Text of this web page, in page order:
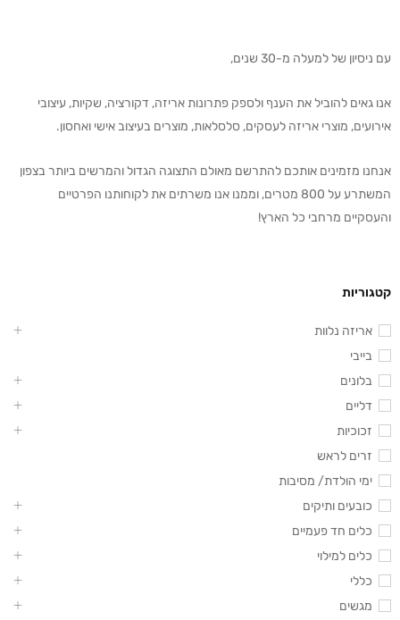
עם ניסיון של למעלה מ-30 שנים,
אנו גאים להוביל את הענף ולספק פתרונות אריזה, דקורציה, שקיות, עיצובי
אירועים, מוצרי אריזה לעסקים, סלסלאות, מוצרים בעיצוב אישי ואחסון.
אנחנו מזמינים אותכם להתרשם מאולם התצוגה הגדול והמרשים ביותר בצפון
המשתרע על 800 מטרים, וממנו אנו משרתים את לקוחותנו הפרטיים
והעסקיים מרחבי כל הארץ!
קטגוריות
אריזה נלוות
בייבי
בלונים
דליים
זכוכיות
זרים לראש
ימי הולדת/ מסיבות
כובעים ותיקים
כלים חד פעמיים
כלים למילוי
כללי
מגשים